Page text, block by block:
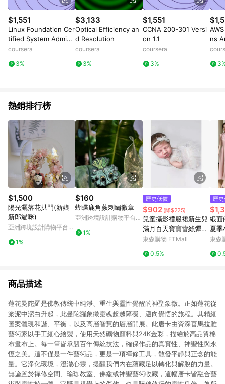
上，首次下載 Pinkoi APP 後，需透過 LINE 購物前往 Pinkoi 頁
面，方享導購資格。
$1,551
Linux Foundation Cer
tified System Admini
strator (LFCS): Unit 3
coursera
3%
$3,133
Optical Efficiency an
d Resolution
coursera
3%
$1,551
CCNA 200-301 Versi
on 1.1
coursera
3%
ns
熱銷排行榜
$1,500
陽光灑落花拱門(新娘
新郎貓咪)
亞洲跨境設計購物平台
1%
$160
蝴蝶鹿角蕨刺繡徽章
亞洲跨境設計購物平台
1%
歷史低價
$902 (降$225)
兒童攝影禮服裙新生兒
滿月百天寶寶蕾絲彈力
禮服套裝影樓攝影道具
東森購物 ETMall
0.5%
歷
緞面
夏季
裙女
東森
商品描述
蓮花曼陀羅是佛教傳統中純淨、重生與靈性覺醒的神聖象徵。正如蓮花從
淤泥中潔白升起，此曼陀羅象徵靈魂超越障礙、邁向覺悟的旅程。其精細
圖案體現和諧、平衡，以及高層智慧的層層開展。此唐卡由資深喜馬拉雅
藝術家以手工細心繪製，使用天然礦物顏料與24K金彩，描繪於高品質棉
布畫布上。每一筆皆承襲百年傳統技法，確保作品的真實性、神聖性與永
恆之美。這不僅是一件藝術品，更是一項禪修工具，散發平靜與正念的能
量。它淨化環境，澄澈心靈，提醒我們內在蘊藏足以轉化與解脫的力量。
無論置於禪修空間、瑜珈教室、佛龕或神聖藝術收藏，這幅唐卡皆融合藝